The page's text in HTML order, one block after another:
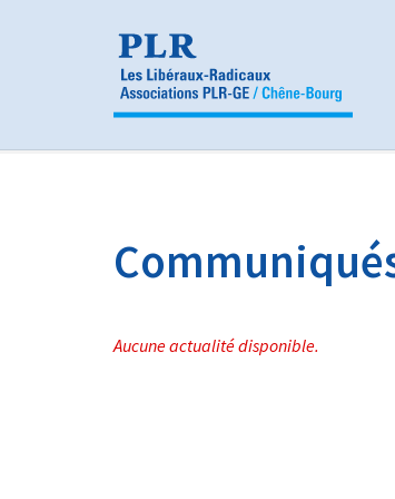
Aucune actualité disponible.